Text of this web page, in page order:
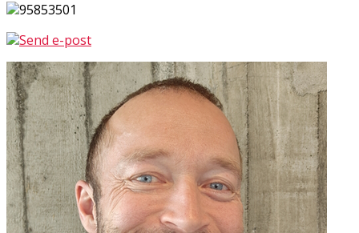
95853501
Send e-post